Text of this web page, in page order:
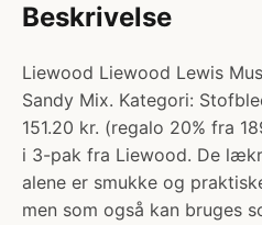
Beskrivelse
Liewood Liewood Lewis
Sandy Mix. Kategori:
151.20 kr. (regalo 20% fra
i 3-pak fra Liewood. De
alene er smukke og
men som også kan bruges